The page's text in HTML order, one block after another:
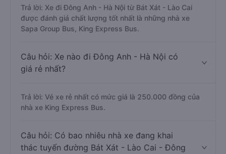
Trả lời: Xe đi Đông Anh - Hà Nội từ Bát Xát - Lào Cai
được đánh giá chất lượng tốt nhất là những nhà xe
Sapa Group Bus, King Express Bus.
Câu hỏi: Xe nào đi Đông Anh - Hà Nội có
giá rẻ nhất?
Trả lời: Vé xe rẻ nhất có mức giá là 250.000 đồng của
nhà xe King Express Bus.
Câu hỏi: Có bao nhiêu nhà xe đang khai
thác tuyến đường Bát Xát - Lào Cai - Đông